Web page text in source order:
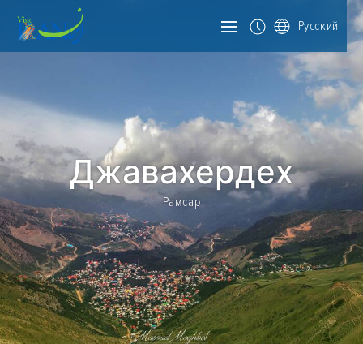
Русский
Джавахердех
Рамсар